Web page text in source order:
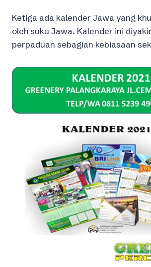
Ketiga ada kalender Jawa yang
oleh suku Jawa. Kalender ini
perpaduan sebagian kebiasaan